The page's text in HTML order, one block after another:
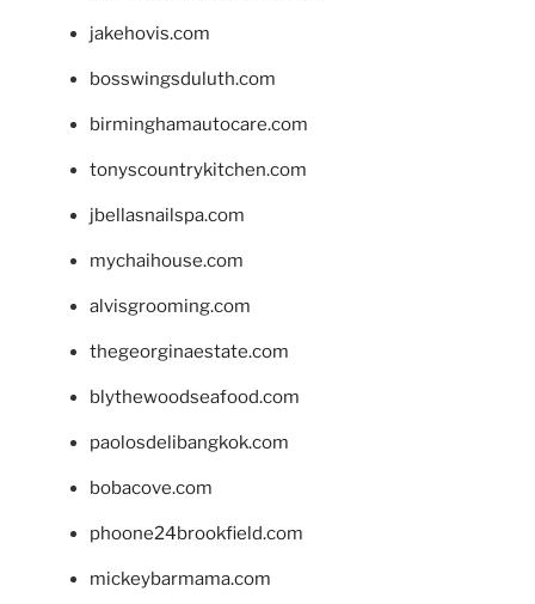
jakehovis.com
bosswingsduluth.com
birminghamautocare.com
tonyscountrykitchen.com
jbellasnailspa.com
mychaihouse.com
alvisgrooming.com
thegeorginaestate.com
blythewoodseafood.com
paolosdelibangkok.com
bobacove.com
phoone24brookfield.com
mickeybarmama.com